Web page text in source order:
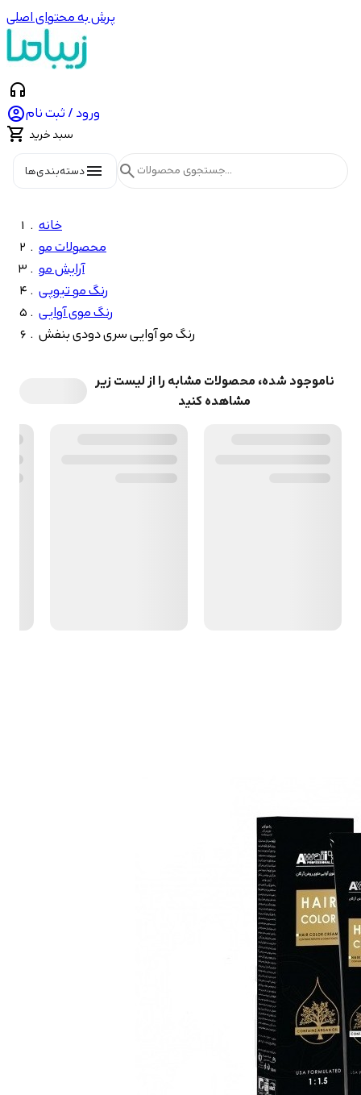
پرش به محتوای اصلی
headphones
ورود / ثبت نام
 سبد خرید
menuدسته‌بندی‌ها search
خانه
محصولات مو
آرایش مو
رنگ مو تیوپی
رنگ موی آوایی
رنگ مو آوایی سری دودی بنفش
ناموجود شده، محصولات مشابه را از لیست زیر
مشاهده کنید